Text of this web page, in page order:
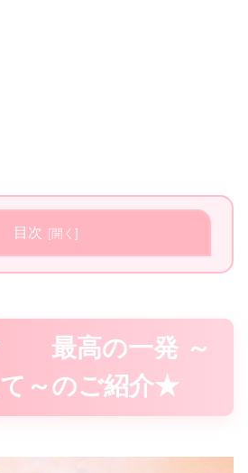
目次
最高の一発 ～
～のご紹介★